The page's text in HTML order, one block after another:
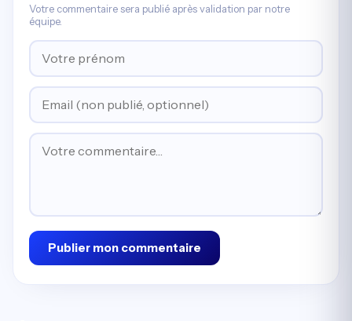
Votre commentaire sera publié après validation par notre
équipe.
Publier mon commentaire